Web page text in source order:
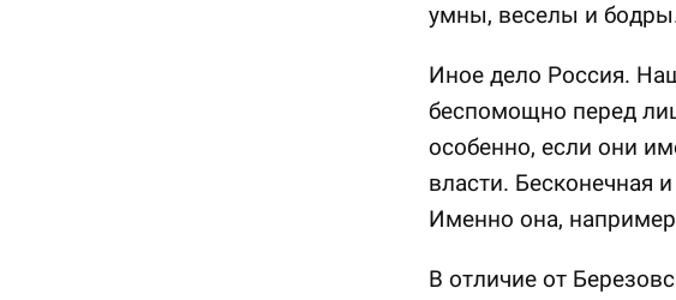
умны, веселы и
Иное дело Россия.
беспомощно перед
особенно, если они
власти. Бесконечная
Именно она,
В отличие от